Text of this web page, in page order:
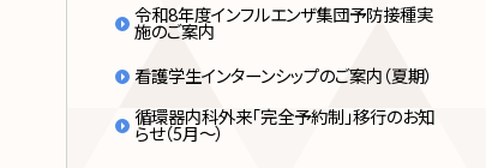
令和8年度インフルエンザ集団予防接種実
施のご案内
看護学生インターンシップのご案内（夏期）
循環器内科外来「完全予約制」移行のお知
らせ（5月～）